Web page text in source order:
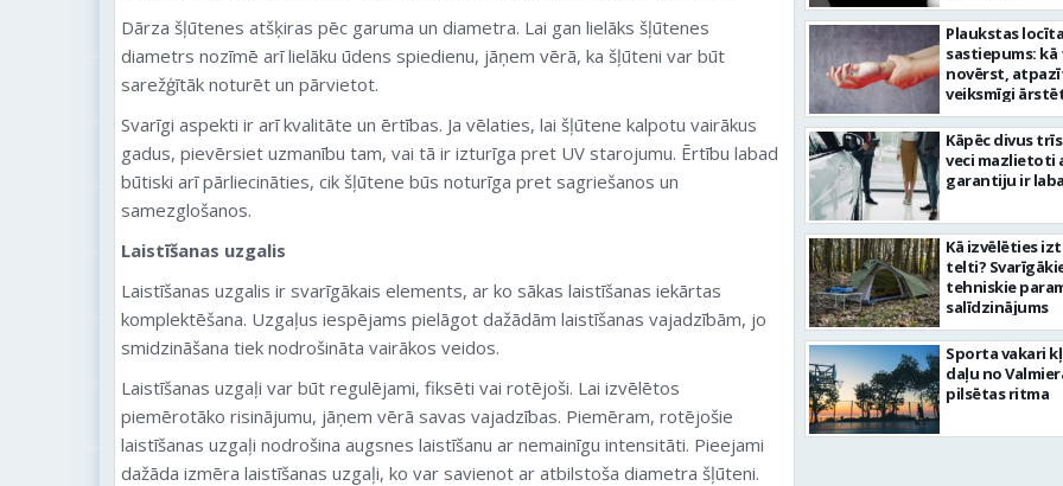
Dārza šļūtenes atšķiras pēc garuma un diametra. Lai gan lielāks šļūtenes
diametrs nozīmē arī lielāku ūdens spiedienu, jāņem vērā, ka šļūteni var būt
sarežģītāk noturēt un pārvietot.
Svarīgi aspekti ir arī kvalitāte un ērtības. Ja vēlaties, lai šļūtene kalpotu vairākus
gadus, pievērsiet uzmanību tam, vai tā ir izturīga pret UV starojumu. Ērtību labad
būtiski arī pārliecināties, cik šļūtene būs noturīga pret sagriešanos un
samezglošanos.
Laistīšanas uzgalis
Laistīšanas uzgalis ir svarīgākais elements, ar ko sākas laistīšanas iekārtas
komplektēšana. Uzgaļus iespējams pielāgot dažādām laistīšanas vajadzībām, jo
smidzināšana tiek nodrošināta vairākos veidos.
Laistīšanas uzgaļi var būt regulējami, fiksēti vai rotējoši. Lai izvēlētos
piemērotāko risinājumu, jāņem vērā savas vajadzības. Piemēram, rotējošie
laistīšanas uzgaļi nodrošina augsnes laistīšanu ar nemainīgu intensitāti. Pieejami
dažāda izmēra laistīšanas uzgaļi, ko var savienot ar atbilstoša diametra šļūteni.
Plaukstas
sastiepums: kā
novērst,
veiksmīgi
Kāpēc divus
veci mazlietoti
garantiju ir
Kā izvēlēties
telti?
tehniskie
salīdzinājums
Sporta vakari
daļu no
pilsētas ritma